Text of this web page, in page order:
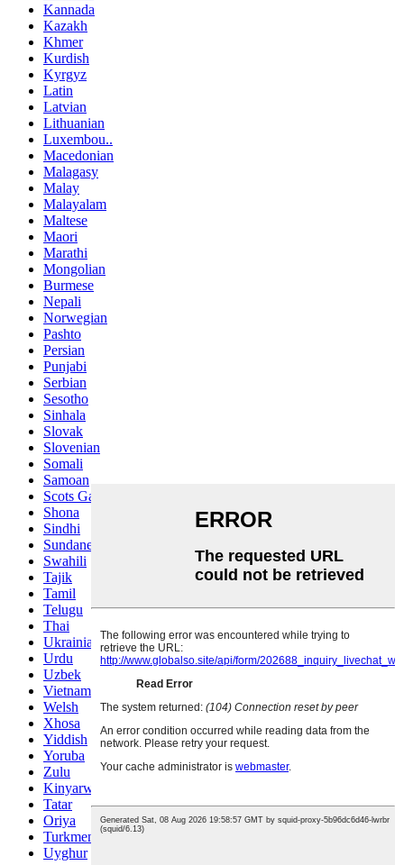
Kannada
Kazakh
Khmer
Kurdish
Kyrgyz
Latin
Latvian
Lithuanian
Luxembou..
Macedonian
Malagasy
Malay
Malayalam
Maltese
Maori
Marathi
Mongolian
Burmese
Nepali
Norwegian
Pashto
Persian
Punjabi
Serbian
Sesotho
Sinhala
Slovak
Slovenian
Somali
Samoan
Scots Gaelic
Shona
Sindhi
Sundanese
Swahili
Tajik
Tamil
Telugu
Thai
Ukrainian
Urdu
Uzbek
Vietnamese
Welsh
Xhosa
Yiddish
Yoruba
Zulu
Kinyarwanda
Tatar
Oriya
Turkmen
Uyghur